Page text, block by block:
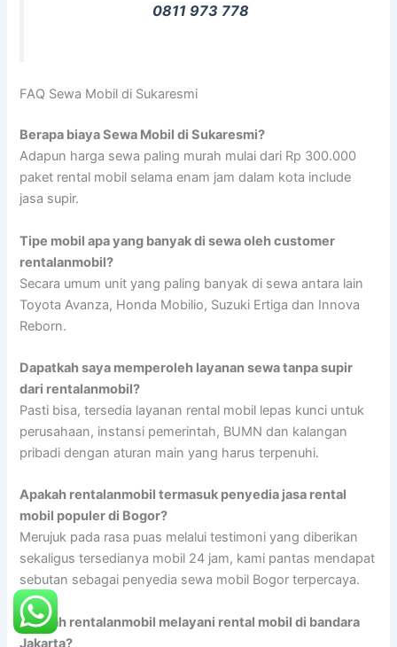
0811 973 778
FAQ Sewa Mobil di Sukaresmi
Berapa biaya Sewa Mobil di Sukaresmi?
Adapun harga sewa paling murah mulai dari Rp 300.000
paket rental mobil selama enam jam dalam kota include
jasa supir.
Tipe mobil apa yang banyak di sewa oleh customer
rentalanmobil?
Secara umum unit yang paling banyak di sewa antara lain
Toyota Avanza, Honda Mobilio, Suzuki Ertiga dan Innova
Reborn.
Dapatkah saya memperoleh layanan sewa tanpa supir
dari rentalanmobil?
Pasti bisa, tersedia layanan rental mobil lepas kunci untuk
perusahaan, instansi pemerintah, BUMN dan kalangan
pribadi dengan aturan main yang harus terpenuhi.
Apakah rentalanmobil termasuk penyedia jasa rental
mobil populer di Bogor?
Merujuk pada rasa puas melalui testimoni yang diberikan
sekaligus tersedianya mobil 24 jam, kami pantas mendapat
sebutan sebagai penyedia sewa mobil Bogor terpercaya.
Apakah rentalanmobil melayani rental mobil di bandara
Jakarta?